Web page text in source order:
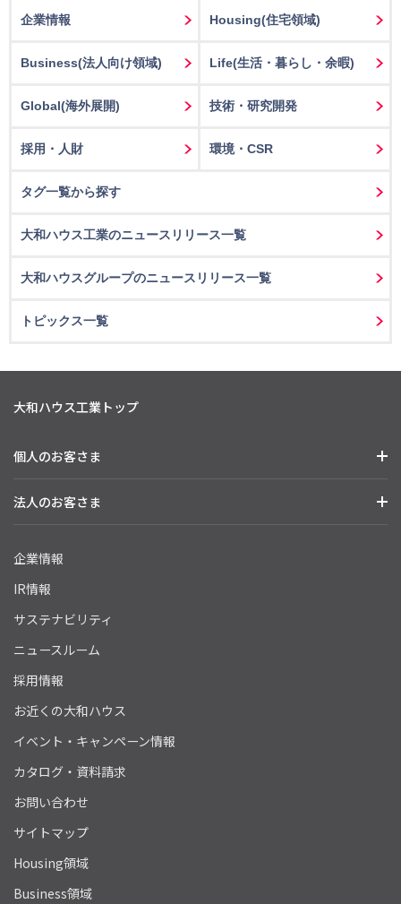
企業情報 Housing(住宅領域)
Business(法人向け領域) Life(生活・暮らし・余暇)
Global(海外展開) 技術・研究開発
採用・人財 環境・CSR
タグ一覧から探す
大和ハウス工業のニュースリリース一覧
大和ハウスグループのニュースリリース一覧
トピックス一覧
大和ハウス工業トップ
個人のお客さま
法人のお客さま
企業情報
IR情報
サステナビリティ
ニュースルーム
採用情報
お近くの大和ハウス
イベント・キャンペーン情報
カタログ・資料請求
お問い合わせ
サイトマップ
Housing領域
Business領域